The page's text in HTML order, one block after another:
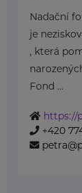
Nadační
je
, která
Fond ...
https://
+420